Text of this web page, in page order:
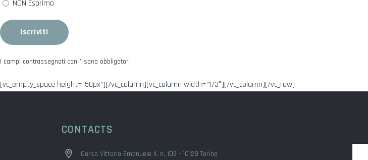
NON Esprimo
I campi contrassegnati con * sono obbligatori
[vc_empty_space height=”50px”][/vc_column][vc_column width=”1/3″][/vc_column][/vc_row]
CONTACTS
Corso Vittorio Emanuele II, n. 103 - 10128 Torino